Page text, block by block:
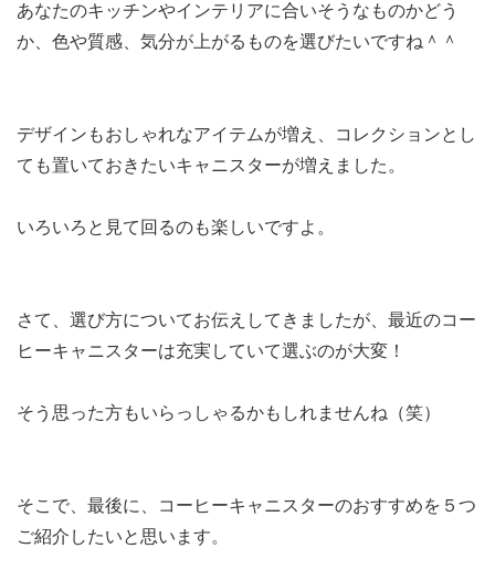
あなたのキッチンやインテリアに合いそうなものかどう
か、色や質感、気分が上がるものを選びたいですね＾＾
デザインもおしゃれなアイテムが増え、コレクションとし
ても置いておきたいキャニスターが増えました。
いろいろと見て回るのも楽しいですよ。
さて、選び方についてお伝えしてきましたが、最近のコー
ヒーキャニスターは充実していて選ぶのが大変！
そう思った方もいらっしゃるかもしれませんね（笑）
そこで、最後に、コーヒーキャニスターのおすすめを５つ
ご紹介したいと思います。